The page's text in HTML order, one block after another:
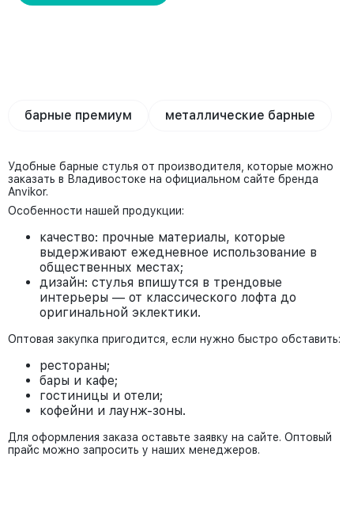
барные премиум металлические барные
Удобные барные стулья от производителя, которые можно
заказать в Владивостоке на официальном сайте бренда
Anvikor.
Особенности нашей продукции:
качество: прочные материалы, которые
выдерживают ежедневное использование в
общественных местах;
дизайн: стулья впишутся в трендовые
интерьеры — от классического лофта до
оригинальной эклектики.
Оптовая закупка пригодится, если нужно быстро обставить:
рестораны;
бары и кафе;
гостиницы и отели;
кофейни и лаунж-зоны.
Для оформления заказа оставьте заявку на сайте. Оптовый
прайс можно запросить у наших менеджеров.